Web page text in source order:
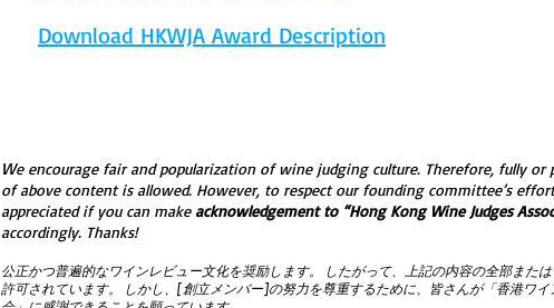
Download HKWJA Award Description
We encourage fair and popularization of wine judging culture. Therefore, fully or
of above content is allowed. However, to respect our founding committee’s
appreciated if you can make acknowledgement to “Hong Kong Wine Judges
accordingly. Thanks!
公正かつ普遍的なワインレビュー文化を奨励します。 したがって、上記の内容の全部また
許可されています。 しかし、[創立メンバー]の努力を尊重するために、皆さんが「香港ワイ